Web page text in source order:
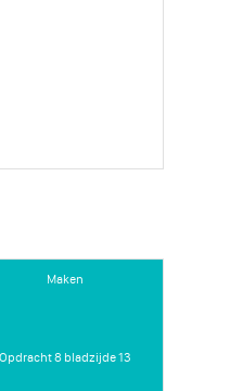
Maken
Opdracht 8 bladzijde 13